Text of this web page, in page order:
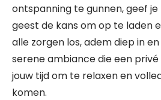
ontspanning te gunnen, geef
geest de kans om op te laden
alle zorgen los, adem diep in
serene ambiance die een privé
jouw tijd om te relaxen en
komen.